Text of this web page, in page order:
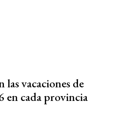
las vacaciones de
en cada provincia